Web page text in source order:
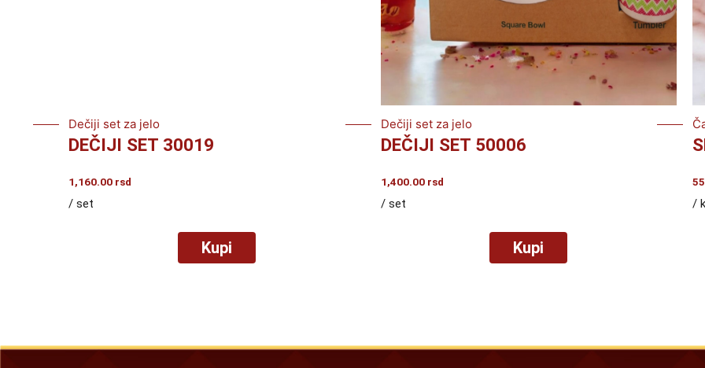
Dečiji set za jelo
DEČIJI SET 30019
1,160.00 rsd
/ set
Kupi
Dečiji set za jelo
DEČIJI SET 50006
1,400.00rsd
/ set
Kupi
/